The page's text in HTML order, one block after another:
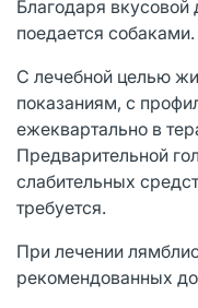
Благодаря
поедается собаками.
С лечебной целью
показаниям, с
ежеквартально в
Предварительной
слабительных
требуется.
При лечении
рекомендованных